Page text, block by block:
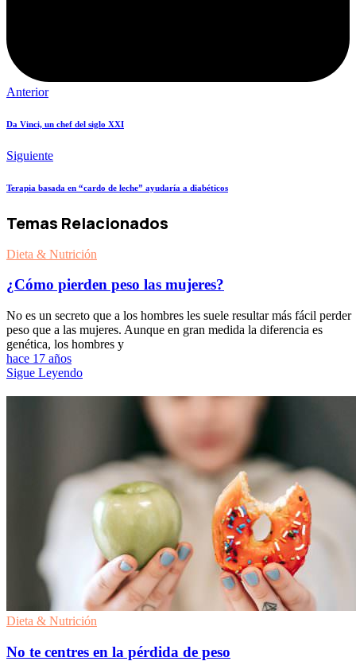
Anterior
Da Vinci, un chef del siglo XXI
Siguiente
Terapia basada en “cardo de leche” ayudaría a diabéticos
Temas Relacionados
Dieta & Nutrición
¿Cómo pierden peso las mujeres?
No es un secreto que a los hombres les suele resultar más fácil perder
peso que a las mujeres. Aunque en gran medida la diferencia es
genética, los hombres y
hace 17 años
Sigue Leyendo
Dieta & Nutrición
No te centres en la pérdida de peso